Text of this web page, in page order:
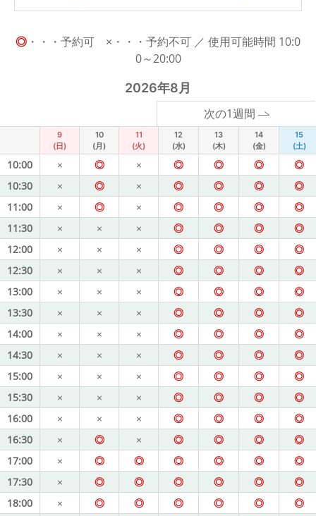
◎ ・・・予約可 ×・・・予約不可 ／ 使用可能時間 10:0
0～20:00
2026年8月
次の1週間
9
(日)
10
(月)
11
(火)
12
(水)
13
(木)
14
(金)
15
(土)
10:00 × ◎ × ◎ ◎ ◎
◎
10:30
× ◎ × ◎ ◎ ◎
◎
11:00
× ◎ × ◎ ◎ ◎
◎
11:30
× × × ◎ ◎ ◎
◎
12:00
× × × ◎ ◎ ◎
◎
12:30
× × × ◎ ◎ ◎
◎
13:00
× × × ◎ ◎ ◎
◎
13:30
× × × ◎ ◎ ◎
◎
14:00
× × × ◎ ◎ ◎
◎
14:30
× × × ◎ ◎ ◎
◎
15:00
× × × ◎ ◎ ◎
◎
15:30
× × × ◎ ◎ ◎
◎
16:00
× × × ◎ ◎ ◎
◎
16:30
× ◎ × ◎ ◎ ◎
◎
17:00
× ◎ ◎ ◎ ◎ ◎
◎
17:30
× ◎ ◎ ◎ ◎ ◎
◎
18:00
× ◎ ◎ ◎ ◎ ◎
◎